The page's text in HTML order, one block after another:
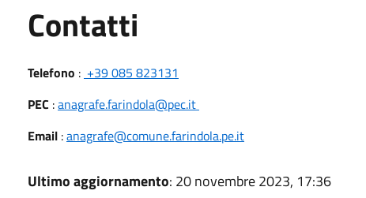
Contatti
Telefono : +39 085 823131
PEC :anagrafe.farindola@pec.it
Email:anagrafe@comune.farindola.pe.it
Ultimo aggiornamento: 20 novembre 2023, 17:36